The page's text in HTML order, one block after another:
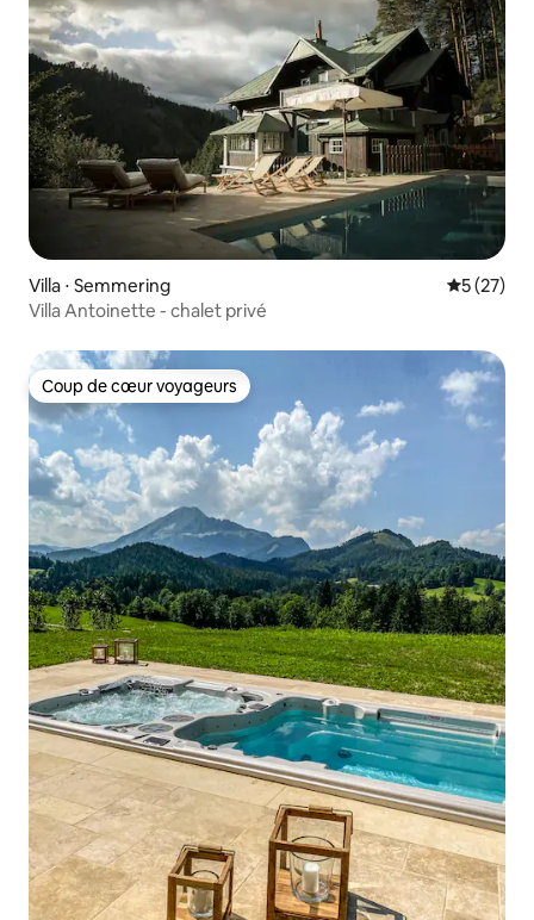
Villa ⋅ Semmering
5 (27)
Villa Antoinette - chalet privé
Coup de cœur voyageurs
Coup de cœur voyageurs